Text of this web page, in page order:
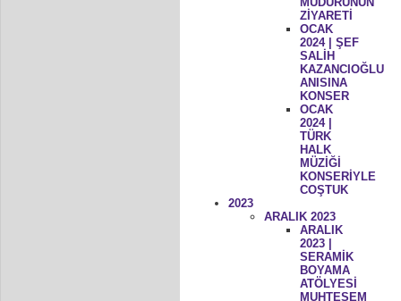
ZİYARETİ
OCAK
2024 | ŞEF
SALİH
KAZANCIOĞLU
ANISINA
KONSER
OCAK
2024 |
TÜRK
HALK
MÜZİĞİ
KONSERİYLE
COŞTUK
2023
ARALIK 2023
ARALIK
2023 |
SERAMİK
BOYAMA
ATÖLYESİ
MUHTEŞEM